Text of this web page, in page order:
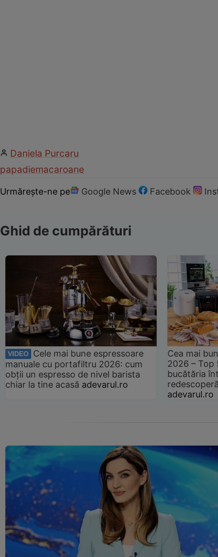
Daniela Purcaru
papadiemacaroane
Urmărește-ne pe Google News Facebook
Ghid de cumpărături
VIDEO
Cele mai bune espressoare
manuale cu portafiltru 2026: cum
obții un espresso de nivel barista
chiar la tine acasă adevarul.ro
Cea mai
2026 –
bucătăria
adevarul.ro